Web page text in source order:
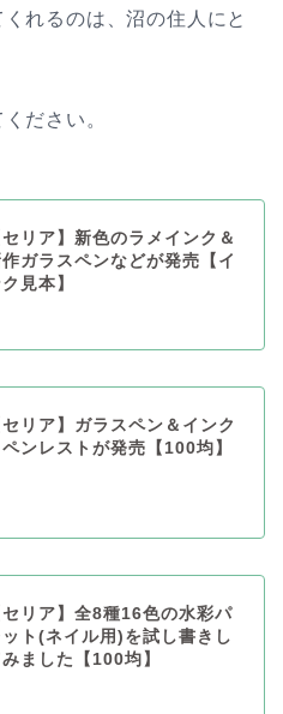
れるのは、沼の住人にと
ださい。
セリア】新色のラメインク＆
作ガラスペンなどが発売【イ
見本】
セリア】ガラスペン＆インク
ペンレストが発売【100均】
セリア】全8種16色の水彩パ
ット(ネイル用)を試し書きし
ました【100均】